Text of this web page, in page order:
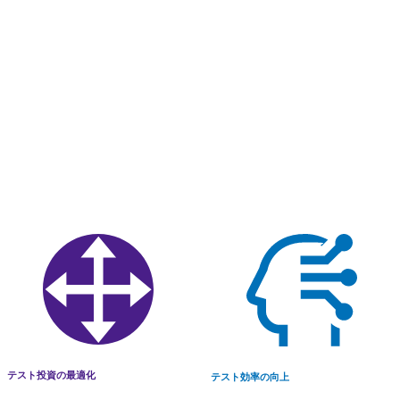
テスト投資の最適化 テスト効率の向上